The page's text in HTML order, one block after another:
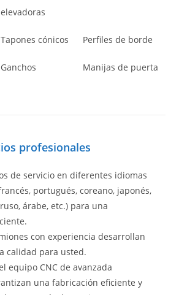
elevadoras
Tapones cónicos Perfiles de borde
Ganchos Manijas de puerta
profesionales
de servicio en diferentes idiomas
portugués, coreano, japonés,
árabe, etc.) para una
con experiencia desarrollan
calidad para usted.
equipo CNC de avanzada
una fabricación eficiente y